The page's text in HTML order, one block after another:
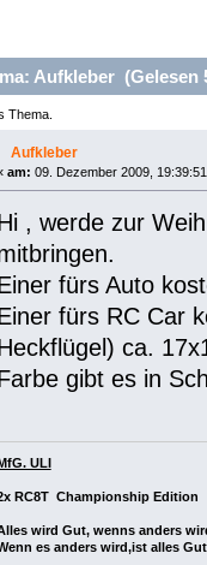
Aufkleber (Gelesen
Thema.
Aufkleber
am: 09. Dezember 2009,
, werde zur
fürs Auto
fürs RC Car
ca.
gibt es in
MfG. ULI
RC8T Championship Edition
wird Gut, wenns anders
es anders wird,ist alles Gut